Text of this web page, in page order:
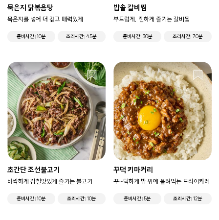
묵은지 닭볶음탕
묵은지를 넣어 더 깊고 매력있게
준비시간 10분 조리시간 45분
밥솥 갈비찜
부드럽게, 진하게 즐기는 갈비찜
준비시간 30분 조리시간 70분
초간단 조선불고기
바싹하게 감칠맛있게 즐기는 불고기
준비시간 10분 조리시간 10분
꾸덕 키마커리
꾸~덕하게 밥 위에 올려먹는 드라이카레
준비시간 5분 조리시간 12분